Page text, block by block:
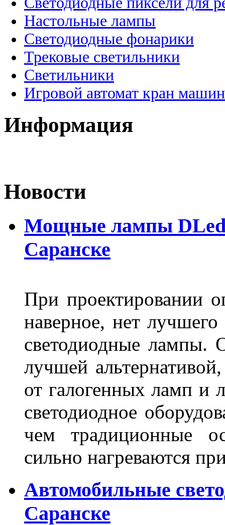
Настольные лампы
Светодиодные фонарики
Трековые светильники
Светильники
Игровой автомат кран
Информация
Новости
Мощные лампы DLed
Саранске
При проектировании
наверное, нет
светодиодные лампы.
лучшей
от галогенных ламп и
светодиодное
чем традиционные
сильно нагреваются
Автомобильные
Саранске